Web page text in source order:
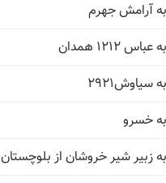
آرامش جهرم
۱۲۱۲ همدان
سیاوش۲۹۲۱
خسرو
زبیر شیر خروشان از بلوچستان